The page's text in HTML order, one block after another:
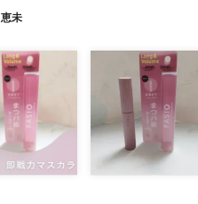
恵未